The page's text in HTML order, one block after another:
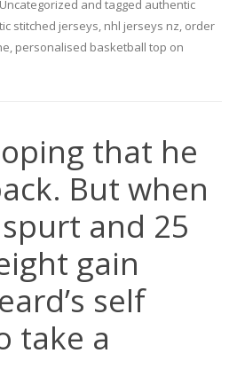
Uncategorized and tagged authentic
stitched jerseys, nhl jerseys nz, order
, personalised basketball top on
that he
But when
and 25
gain
self
take a